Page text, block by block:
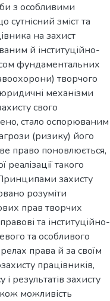
з особливими
сутнісний зміст та
на захист
й інституційно-
фундаментальних
творчого
механізми
свого
стало оспорюваним
(ризику) його
право поновлюється,
такого
захисту
розуміти
прав творчих
та інституційно-
та особливого
права й за своїм
працівників,
результатів захисту
можливість